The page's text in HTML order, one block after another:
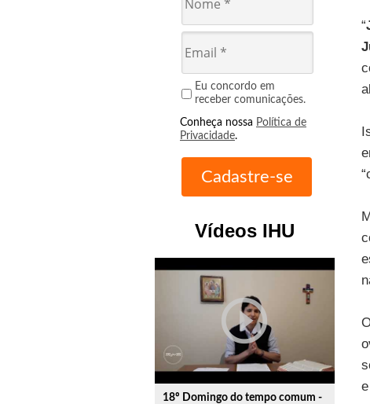
Eu concordo em
receber comunicações.
Conheça nossa Política de
Privacidade.
Vídeos IHU
play_circle_outline
18º Domingo do tempo comum -
“